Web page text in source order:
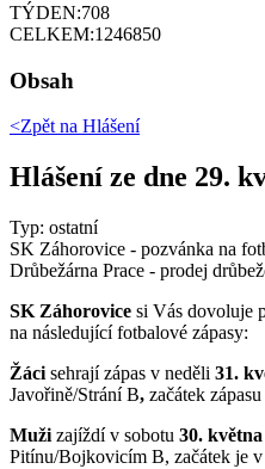
TÝDEN:708
CELKEM:1246850
Obsah
<Zpět na Hlášení
Hlášení ze dne 29.
Typ: ostatní
SK Záhorovice - pozvánka na
Drůbežárna Prace - prodej
SK Záhorovice si Vás dovoluje
na následující fotbalové zápasy:
Žáci sehrají zápas v neděli 31.
Javořině/Strání B, začátek
Muži zajíždí v sobotu 30. května
Pitínu/Bojkovicím B, začátek je